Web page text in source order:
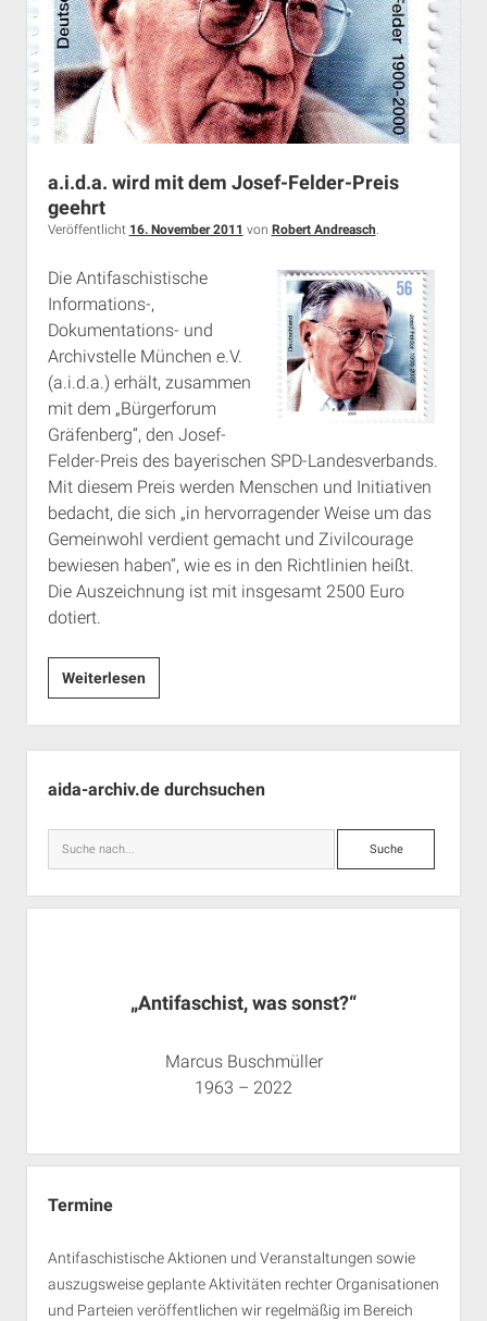
München
auf?
[aktualisiert]
a.i.d.a. wird mit dem Josef-Felder-Preis
geehrt
Veröffentlicht 16. November 2011 von Robert Andreasch.
Die Antifaschistische
Informations-,
Dokumentations- und
Archivstelle München e.V.
(a.i.d.a.) erhält, zusammen
mit dem „Bürgerforum
Gräfenberg“, den Josef-
Felder-Preis des bayerischen SPD-Landesverbands.
Mit diesem Preis werden Menschen und Initiativen
bedacht, die sich „in hervorragender Weise um das
Gemeinwohl verdient gemacht und Zivilcourage
bewiesen haben“, wie es in den Richtlinien heißt.
Die Auszeichnung ist mit insgesamt 2500 Euro
dotiert.
Weiterlesena.i.d.a.
wird
mit
dem
Josef-
Preis
aida-archiv.de durchsuchen
Suche
„Antifaschist, was sonst?“
Marcus Buschmüller
1963 – 2022
Termine
Antifaschistische Aktionen und Veranstaltungen sowie
auszugsweise geplante Aktivitäten rechter Organisationen
und Parteien veröffentlichen wir regelmäßig im Bereich